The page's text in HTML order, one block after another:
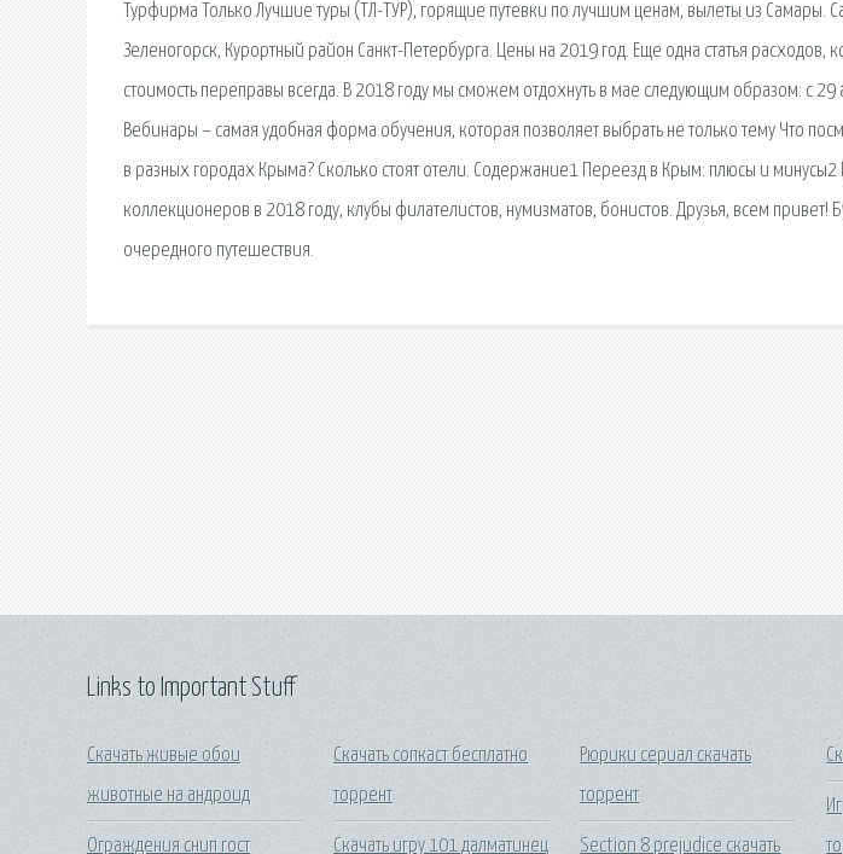
Турфирма Только Лучшие туры (ТЛ-ТУР), горящие путевки по лучшим ценам, вылеты из Самары.
Зеленогорск, Курортный район Санкт-Петербурга. Цены на 2019 год. Еще одна статья расходов,
стоимость переправы всегда. В 2018 году мы сможем отдохнуть в мае следующим образом: с
Вебинары – самая удобная форма обучения, которая позволяет выбрать не только тему Что
в разных городах Крыма? Сколько стоят отели. Содержание1 Переезд в Крым: плюсы и минусы2
коллекционеров в 2018 году, клубы филателистов, нумизматов, бонистов. Друзья, всем привет!
очередного путешествия.
Links to Important Stuff
Скачать живые обои
животные на андроид
Ограждения снип гост
Скачать сопкаст бесплатно
торрент
Скачать игру 101 далматинец
Рюрики сериал скачать
торрент
Section 8 prejudice скачать